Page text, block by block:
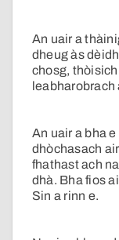
An uair a
dheug às
chosg,
leabharobrach
An uair a bha
dhòchasach
fhathast ach
dhà. Bha fios
Sin a rinn e.